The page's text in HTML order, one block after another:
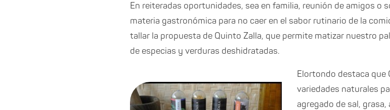
En reiteradas oportunidades, sea en familia, reunión de amigos o
materia gastronómica para no caer en el sabor rutinario de la
tallar la propuesta de Quinto Zalla, que permite matizar nuestro
de especias y verduras deshidratadas.
Elortondo destaca que
variedades naturales
agregado de sal,